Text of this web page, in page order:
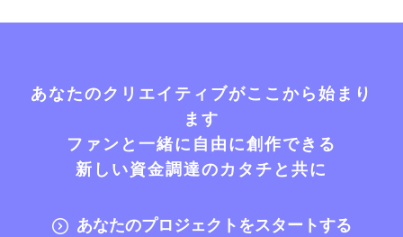
あなたのクリエイティブがここから始まり
ます
ファンと一緒に自由に創作できる
新しい資金調達のカタチと共に
あなたのプロジェクトをスタートする